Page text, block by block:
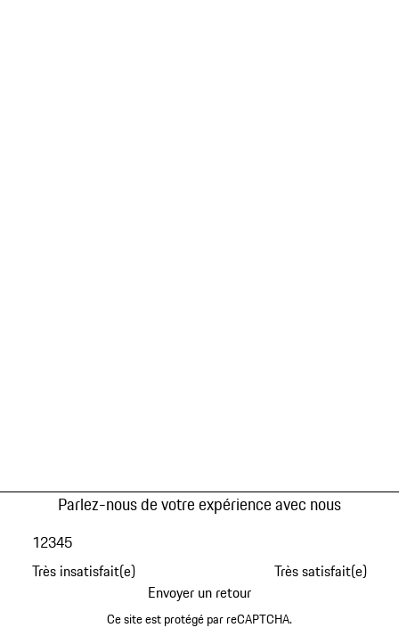
Parlez-nous de votre expérience avec nous
Très insatisfait(e)
12345
Très satisfait(e)
Envoyer un retour
Ce site est protégé par reCAPTCHA.